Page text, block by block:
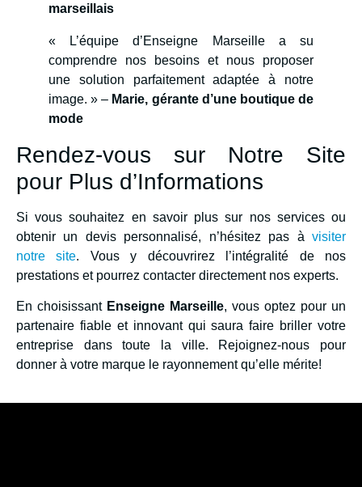
marseillais
« L’équipe d’Enseigne Marseille a su
comprendre nos besoins et nous proposer
une solution parfaitement adaptée à notre
image. » – Marie, gérante d’une boutique de
mode
Rendez-vous sur Notre Site
pour Plus d’Informations
Si vous souhaitez en savoir plus sur nos services ou
obtenir un devis personnalisé, n’hésitez pas à visiter
notre site. Vous y découvrirez l’intégralité de nos
prestations et pourrez contacter directement nos experts.
En choisissant Enseigne Marseille, vous optez pour un
partenaire fiable et innovant qui saura faire briller votre
entreprise dans toute la ville. Rejoignez-nous pour
donner à votre marque le rayonnement qu’elle mérite!